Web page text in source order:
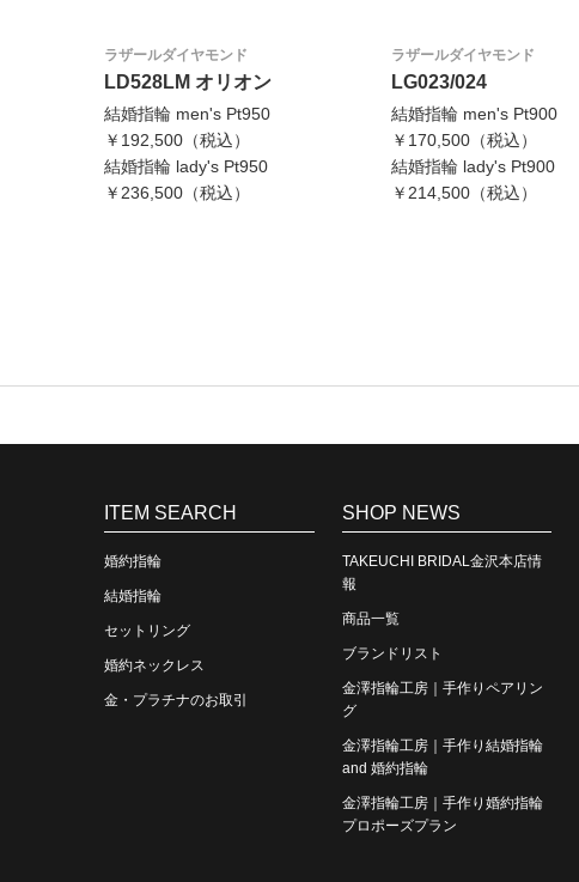
ラザールダイヤモンド
LD528LM オリオン
結婚指輪 men's Pt950
￥192,500（税込）
結婚指輪 lady's Pt950
￥236,500（税込）
ラザールダイヤモンド
LG023/024
結婚指輪 men's Pt900
￥170,500（税込）
結婚指輪 lady's Pt900
￥214,500（税込）
ITEM SEARCH
婚約指輪
結婚指輪
セットリング
婚約ネックレス
金・プラチナのお取引
SHOP NEWS
TAKEUCHI BRIDAL金沢本店情
報
商品一覧
ブランドリスト
金澤指輪工房｜手作りペアリン
グ
金澤指輪工房｜手作り結婚指輪
and 婚約指輪
金澤指輪工房｜手作り婚約指輪
プロポーズプラン